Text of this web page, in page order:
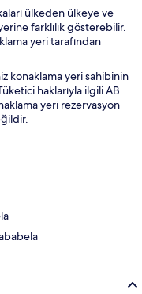
ülkeden ülkeye ve
farklılık gösterebilir.
yeri tarafından
konaklama yeri sahibinin
haklarıyla ilgili AB
yeri rezervasyon